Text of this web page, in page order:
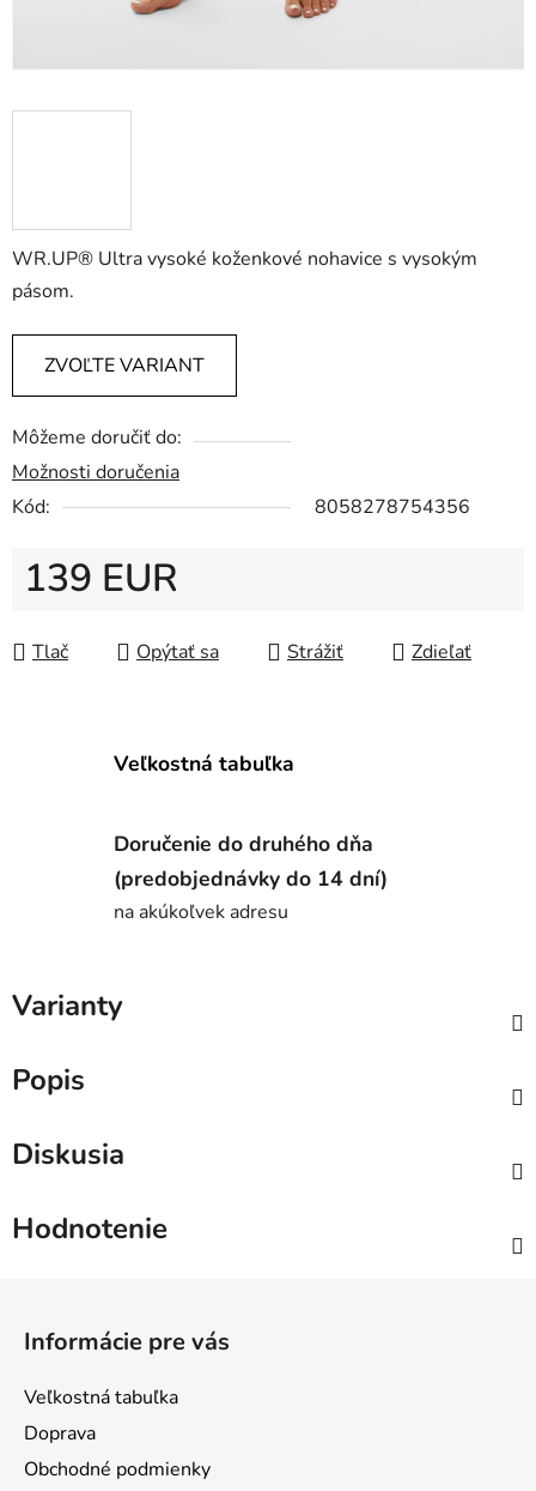
WR.UP® Ultra vysoké koženkové nohavice s vysokým
pásom.
ZVOĽTE VARIANT
Môžeme doručiť do:
Možnosti doručenia
Kód:
8058278754356
139 EUR
Tlač
Opýtať sa Strážiť Zdieľať
Veľkostná tabuľka
Doručenie do druhého dňa
(predobjednávky do 14 dní)
na akúkoľvek adresu
Varianty
Popis
Diskusia
Hodnotenie
Informácie pre vás
Veľkostná tabuľka
Doprava
Obchodné podmienky